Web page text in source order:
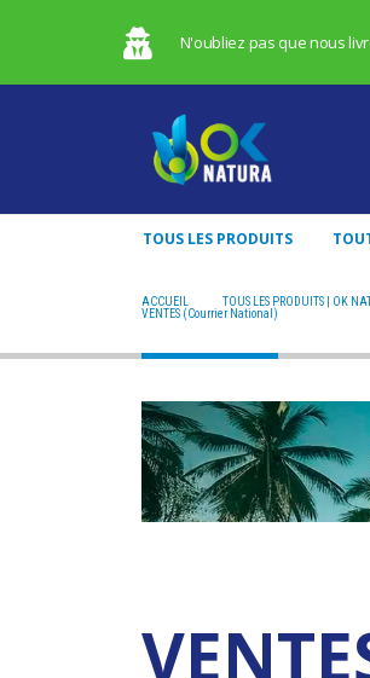
N'oubliez pas que nous
TOUS LES PRODUITS
ACCUEIL TOUS LES PRODUITS | OK
VENTES (Courrier National)